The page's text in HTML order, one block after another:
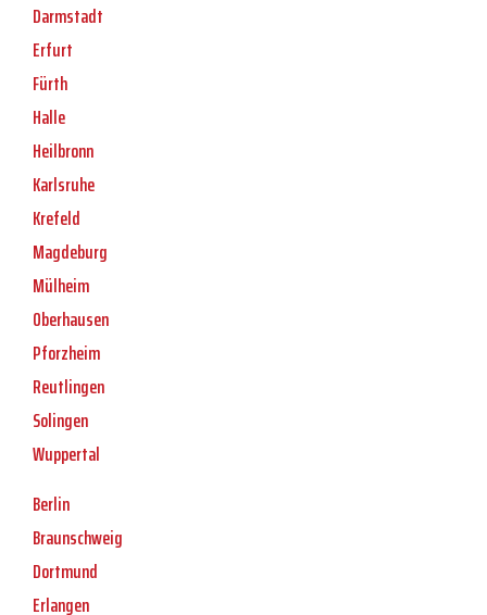
Darmstadt
Erfurt
Fürth
Halle
Heilbronn
Karlsruhe
Krefeld
Magdeburg
Mülheim
Oberhausen
Pforzheim
Reutlingen
Solingen
Wuppertal
Berlin
Braunschweig
Dortmund
Erlangen